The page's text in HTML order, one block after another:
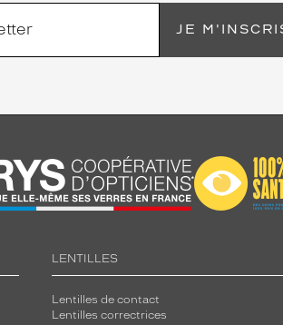
JE
LENTILLES
Lentilles de contact
Lentilles correctrices